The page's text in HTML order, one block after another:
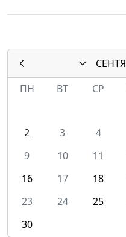
ПН
ВТ СР
2
3 4
9
10 11
16
17 18
23
24 25
30